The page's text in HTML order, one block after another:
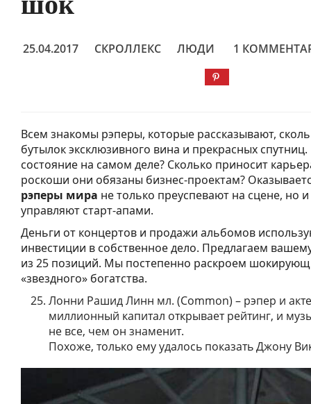
25.04.2017 СКРОЛЛЕКС ЛЮДИ 1
Всем знакомы рэперы, которые рассказывают,
бутылок эксклюзивного вина и прекрасных
состояние на самом деле? Сколько приносит
роскоши они обязаны бизнес-проектам?
рэперы мира не только преуспевают на сцене, но
управляют старт-апами.
Деньги от концертов и продажи альбомов
инвестиции в собственное дело. Предлагаем
из 25 позиций. Мы постепенно раскроем
«звездного» богатства.
Лонни Рашид Линн мл. (Common) – рэпер и
миллионный капитал открывает рейтинг, и
не все, чем он знаменит.
Похоже, только ему удалось показать Джону